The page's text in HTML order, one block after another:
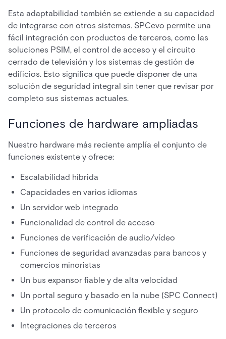
Esta adaptabilidad también se extiende a su capacidad
de integrarse con otros sistemas. SPCevo permite una
fácil integración con productos de terceros, como las
soluciones PSIM, el control de acceso y el circuito
cerrado de televisión y los sistemas de gestión de
edificios. Esto significa que puede disponer de una
solución de seguridad integral sin tener que revisar por
completo sus sistemas actuales.
Funciones de hardware ampliadas
Nuestro hardware más reciente amplía el conjunto de
funciones existente y ofrece:
Escalabilidad híbrida
Capacidades en varios idiomas
Un servidor web integrado
Funcionalidad de control de acceso
Funciones de verificación de audio/vídeo
Funciones de seguridad avanzadas para bancos y
comercios minoristas
Un bus expansor fiable y de alta velocidad
Un portal seguro y basado en la nube (SPC Connect)
Un protocolo de comunicación flexible y seguro
Integraciones de terceros